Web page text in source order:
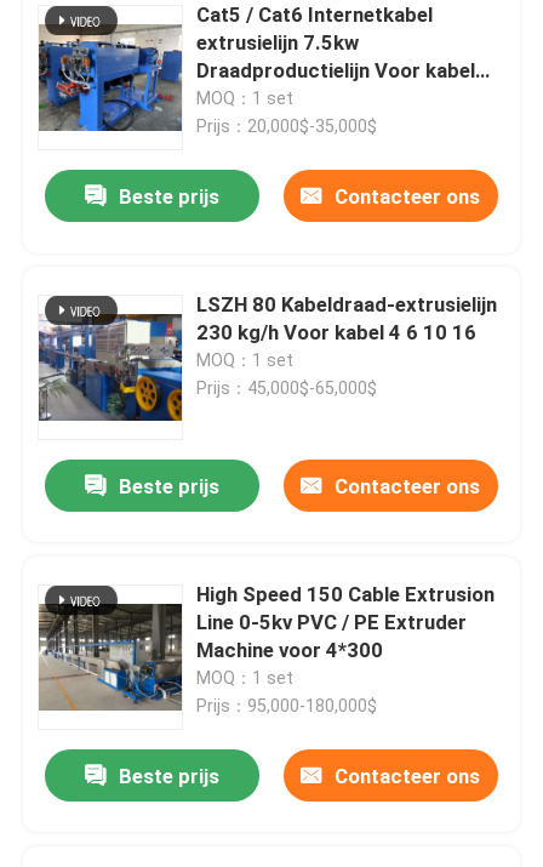
Cat5 / Cat6 Internetkabel
extrusielijn 7.5kw
Draadproductielijn Voor kabel
0.5 0.75
MOQ：1 set
Prijs：20,000$-35,000$
Beste prijs Contacteer ons
LSZH 80 Kabeldraad-extrusielijn
230 kg/h Voor kabel 4 6 10 16
MOQ：1 set
Prijs：45,000$-65,000$
Beste prijs Contacteer ons
High Speed 150 Cable Extrusion
Line 0-5kv PVC / PE Extruder
Machine voor 4*300
MOQ：1 set
Prijs：95,000-180,000$
Beste prijs Contacteer ons